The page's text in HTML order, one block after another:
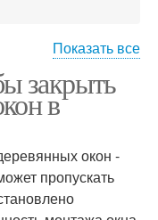
в деревянном
доме
Окна по госту
Показать все
закрыть
в
окон -
пропускать